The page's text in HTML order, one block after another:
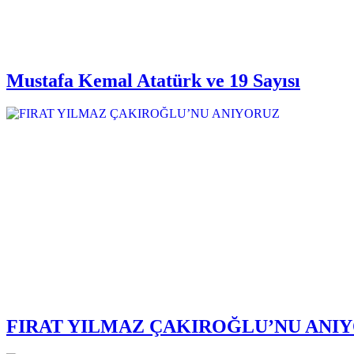
Mustafa Kemal Atatürk ve 19 Sayısı
FIRAT YILMAZ ÇAKIROĞLU’NU